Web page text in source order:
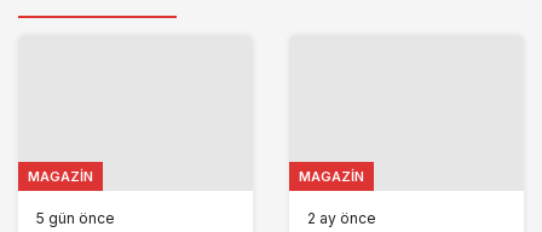
MAGAZIN
5 gün önce
MAGAZIN
2 ay önce